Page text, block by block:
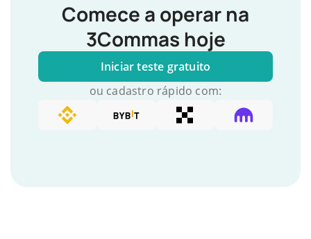
Comece a operar na
3Commas hoje
Iniciar teste gratuito
ou cadastro rápido com: